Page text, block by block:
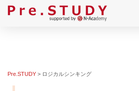
Pre.STUDY > ロジカルシンキング